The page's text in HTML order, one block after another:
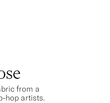
from a
hop artists.